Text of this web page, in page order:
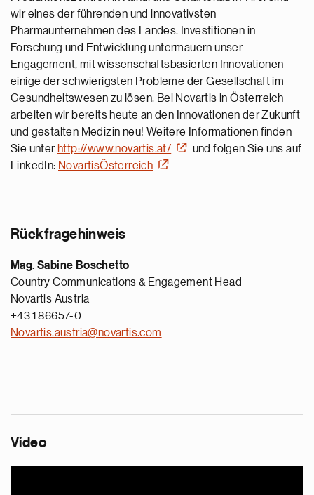
wir eines der führenden und innovativsten
Pharmaunternehmen des Landes. Investitionen in
Forschung und Entwicklung untermauern unser
Engagement, mit wissenschaftsbasierten Innovationen
einige der schwierigsten Probleme der Gesellschaft im
Gesundheitswesen zu lösen. Bei Novartis in Österreich
arbeiten wir bereits heute an den Innovationen der Zukunft
und gestalten Medizin neu! Weitere Informationen finden
Sie unter http://www.novartis.at/
und folgen Sie uns auf
LinkedIn: NovartisÖsterreich
Rückfragehinweis
Mag. Sabine Boschetto
Country Communications & Engagement Head
Novartis Austria
+43 1 86657-0
Novartis.austria@novartis.com
Video